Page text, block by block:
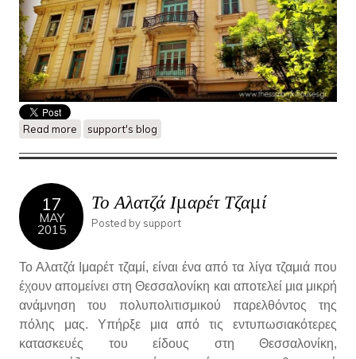
Read more about Περίπατος στην Ίωνος Δραγούμη..Το Μέγαρο Καζές
support's blog
17
MAY
2015
Το Αλατζά Ιμαρέτ Τζαμί
Posted by support
Το Αλατζά Ιμαρέτ τζαμί, είναι ένα από τα λίγα τζαμιά που
έχουν απομείνει στη Θεσσαλονίκη και αποτελεί μια μικρή
ανάμνηση του πολυπολιτισμικού παρελθόντος της
πόλης μας. Υπήρξε μια από τις εντυπωσιακότερες
κατασκευές του είδους στη Θεσσαλονίκη,